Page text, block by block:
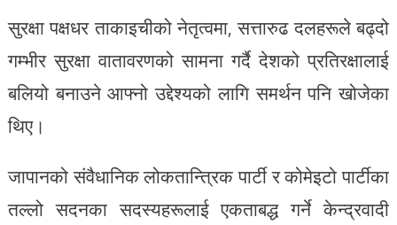
सुरक्षा पक्षधर ताकाइचीको नेतृत्वमा, सत्तारुढ दलहरूले बढ्दो
गम्भीर सुरक्षा वातावरणको सामना गर्दै देशको प्रतिरक्षालाई
बलियो बनाउने आफ्नो उद्देश्यको लागि समर्थन पनि खोजेका
थिए।
जापानको संवैधानिक लोकतान्त्रिक पार्टी र कोमेइटो पार्टीका
तल्लो सदनका सदस्यहरूलाई एकताबद्ध गर्ने केन्द्रवादी